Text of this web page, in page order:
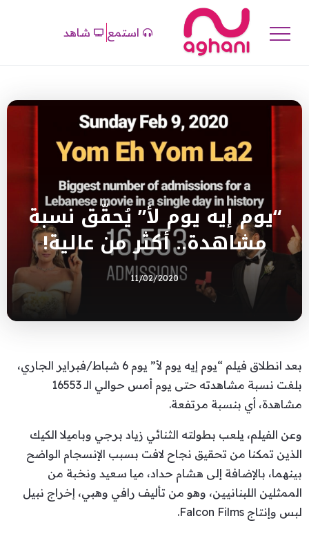
استمع شاهد
“يوم إيه يوم لأ” يُحقّق نسبة
مشاهدة.. أكثر من عالية!
11/02/2020
بعد انطلاق فيلم “يوم إيه يوم لأ” يوم 6 شباط/فبراير الجاري،
بلغت نسبة مشاهدته حتى يوم أمس حوالي الـ 16553
مشاهدة، أي بنسبة مرتفعة.
وعن الفيلم، يلعب بطولته الثنائي زياد برجي وباميلا الكيك
الذين تمكنا من تحقيق نجاح لافت بسبب الإنسجام الواضح
بينهما، بالإضافة إلى هشام حداد، ميا سعيد ونخبة من
الممثلين اللبنانيين، وهو من تأليف رافي وهبي، إخراج نبيل
لبس وإنتاج Falcon Films.